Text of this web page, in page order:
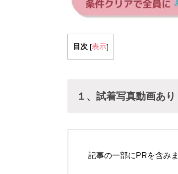
目次 [表示]
１、試着写真動画あ
記事の一部にPRを含みま